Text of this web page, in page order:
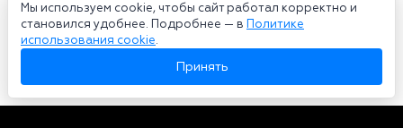
Мы используем cookie, чтобы сайт работал корректно и
становился удобнее. Подробнее — в Политике
использования cookie.
Принять